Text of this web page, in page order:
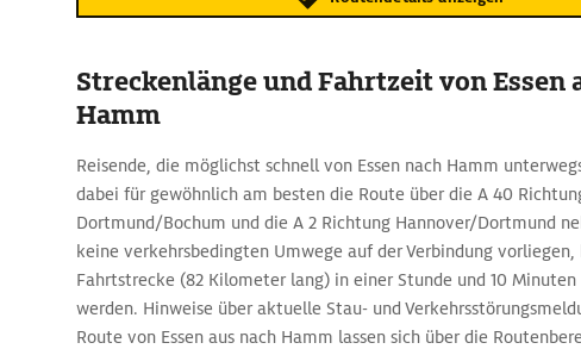
Streckenlänge und Fahrtzeit von Essen
Hamm
Reisende, die möglichst schnell von Essen nach Hamm
dabei für gewöhnlich am besten die Route über die A 40
Dortmund/Bochum und die A 2 Richtung Hannover/Dortmund
keine verkehrsbedingten Umwege auf der Verbindung vorliegen,
Fahrtstrecke (82 Kilometer lang) in einer Stunde und 10
werden. Hinweise über aktuelle Stau- und
Route von Essen aus nach Hamm lassen sich über die